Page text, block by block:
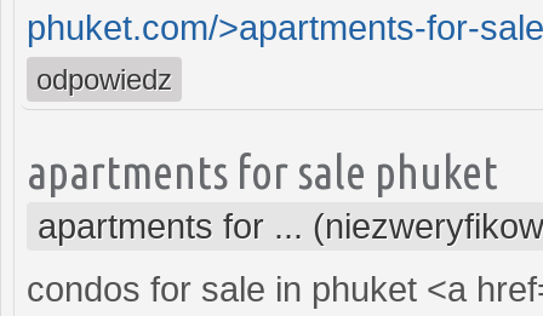
phuket.com/>apartments-for-
odpowiedz
apartments for sale phuket
apartments for ...
condos for sale in phuket <a